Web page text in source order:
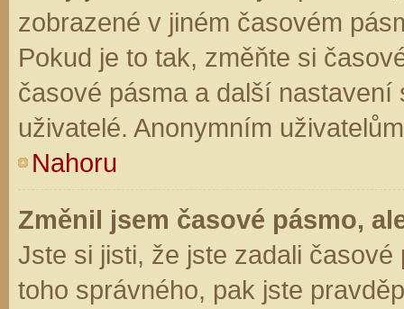
zobrazené v jiném časovém
Pokud je to tak, změňte si
časové pásma a další
uživatelé. Anonymním
Nahoru
Změnil jsem časové pásmo,
Jste si jisti, že jste zadali
toho správného, pak jste